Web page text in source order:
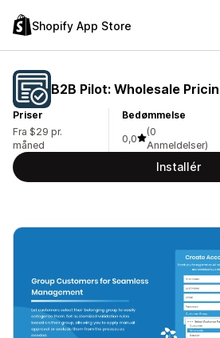
Shopify App Store
B2B Pilot: Wholesale
Priser
Fra $29 pr.
måned
Bedømmelse
0,0
(0
Anmeldelser)
Installér